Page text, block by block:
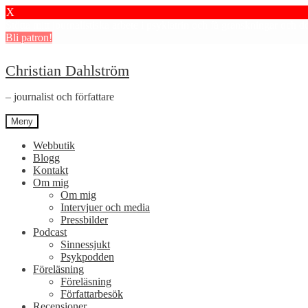
X
Bli patron!
Hoppa
till
navigering
Hoppa
till
innehåll
Christian Dahlström
– journalist och författare
Meny
Webbutik
Blogg
Kontakt
Om mig
Om mig
Intervjuer och media
Pressbilder
Podcast
Sinnessjukt
Psykpodden
Föreläsning
Föreläsning
Författarbesök